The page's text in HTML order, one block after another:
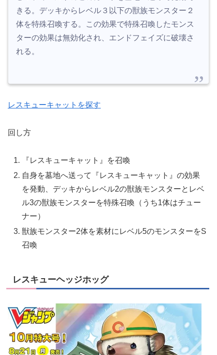
きる。デッキからレベル３以下の獣族モンスター２
体を特殊召喚する。この効果で特殊召喚したモンス
ターの効果は無効化され、エンドフェイズに破壊さ
れる。
レスキューキャットを探す
回し方
『レスキューキャット』を召喚
自身を墓地へ送って『レスキューキャット』の効果
を発動、デッキからレベル2の獣族モンスターとレベ
ル3の獣族モンスターを特殊召喚（うち1体はチュー
ナー）
獣族モンスター2体を素材にレベル5のモンスターをS
召喚
レスキューヘッジホッグ